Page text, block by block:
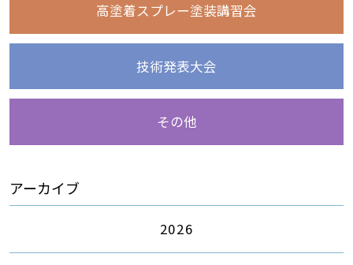
高塗着スプレー塗装講習会
技術発表大会
その他
アーカイブ
2026